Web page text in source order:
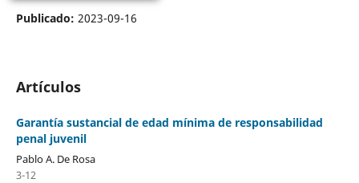
Publicado: 2023-09-16
Artículos
Garantía sustancial de edad mínima de responsabilidad
penal juvenil
Pablo A. De Rosa
3-12